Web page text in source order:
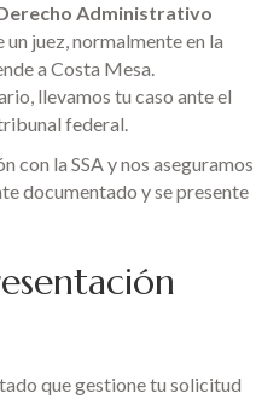
Administrativo
juez, normalmente en la
a Costa Mesa.
llevamos tu caso ante el
federal.
con la SSA y nos aseguramos
documentado y se presente
que gestione tu solicitud